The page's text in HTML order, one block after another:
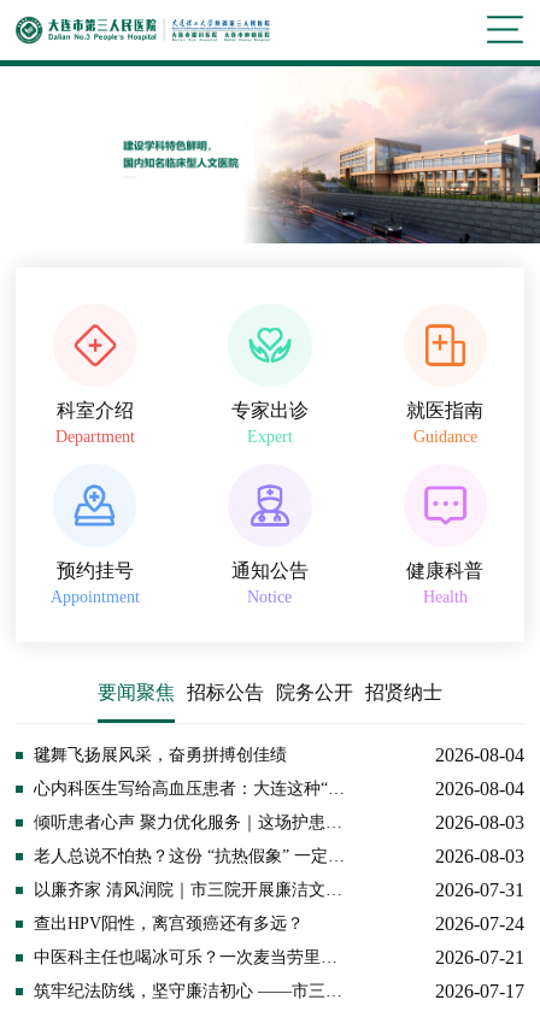
科室介绍
Department
专家出诊
Expert
就医指南
Guidance
预约挂号
Appointment
通知公告
Notice
健康科普
Health
要闻聚焦 招标公告 院务公开 招贤纳士
毽舞飞扬展风采，奋勇拼搏创佳绩 2026-08-04
心内科医生写给高血压患者：大连这种“白
天炙烤、夜晚蒸煮”的天气里，请守住这4
条“生命线”
2026-08-04
倾听患者心声 聚力优化服务｜这场护患座
谈会暖人心
2026-08-03
老人总说不怕热？这份 “抗热假象” 一定要
警惕！
2026-08-03
以廉齐家 清风润院｜市三院开展廉洁文化
现场教学
2026-07-31
查出HPV阳性，离宫颈癌还有多远？ 2026-07-24
中医科主任也喝冰可乐？一次麦当劳里
的“灵魂拷问”
2026-07-21
筑牢纪法防线，坚守廉洁初心 ——市三院
2026-07-17